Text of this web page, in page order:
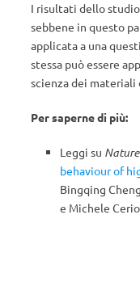
I risultati dello
sebbene in questo
applicata a una
stessa può essere
scienza dei materiali
Per saperne di più:
Leggi su Nature
behaviour of
Bingqing
e Michele